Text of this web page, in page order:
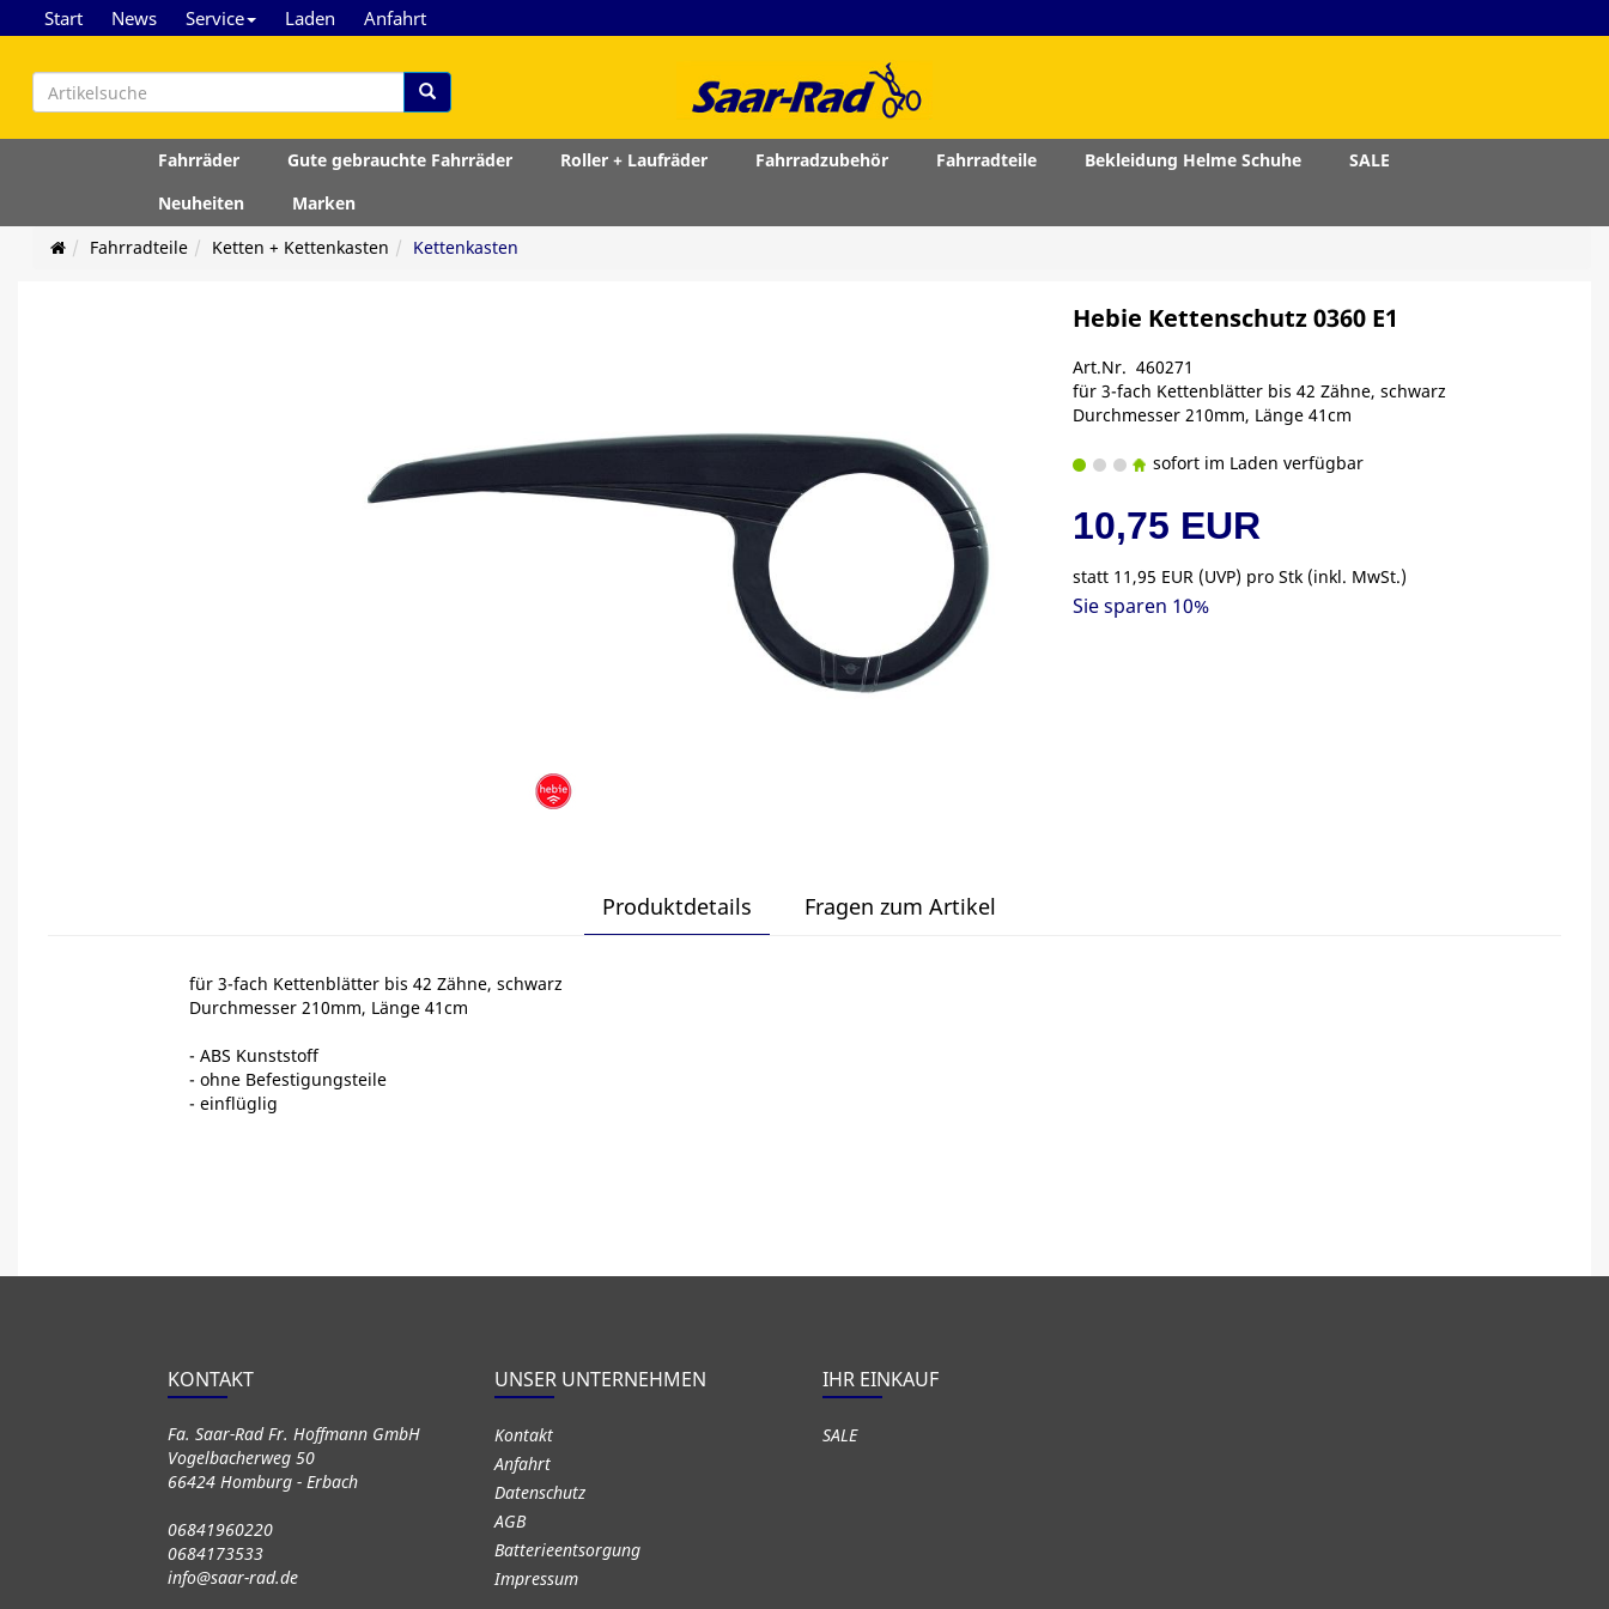
Start News Service Laden Anfahrt
Fahrräder Gute gebrauchte Fahrräder Roller + Laufräder Fahrradzubehör Fahrradteile Bekleidung Helme Schuhe
SALE
Neuheiten
Marken
Fahrradteile
Ketten + Kettenkasten Kettenkasten
Hebie Kettenschutz 0360 E1
Art.Nr. 460271
für 3-fach Kettenblätter bis 42 Zähne, schwarz
Durchmesser 210mm, Länge 41cm
sofort im Laden verfügbar
10,75 EUR
statt 11,95 EUR (UVP) pro Stk (inkl. MwSt.)
Sie sparen 10%
Produktdetails Fragen zum Artikel
für 3-fach Kettenblätter bis 42 Zähne, schwarz
Durchmesser 210mm, Länge 41cm
- ABS Kunststoff
- ohne Befestigungsteile
- einflüglig
KONTAKT
Fa. Saar-Rad Fr. Hoffmann GmbH
Vogelbacherweg 50
66424 Homburg - Erbach
06841960220
0684173533
info@saar-rad.de
UNSER UNTERNEHMEN
Kontakt
Anfahrt
Datenschutz
AGB
Batterieentsorgung
Impressum
IHR EINKAUF
SALE